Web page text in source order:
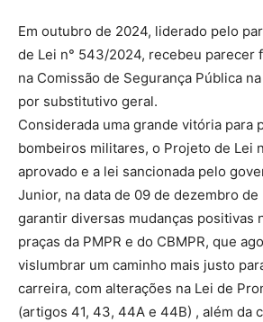
Em outubro de 2024, liderado pelo
de Lei n° 543/2024, recebeu parecer
na Comissão de Segurança Pública
por substitutivo geral.
Considerada uma grande vitória para
bombeiros militares, o Projeto de Lei
aprovado e a lei sancionada pelo
Junior, na data de 09 de dezembro de
garantir diversas mudanças positivas
praças da PMPR e do CBMPR, que
vislumbrar um caminho mais justo
carreira, com alterações na Lei de
(artigos 41, 43, 44A e 44B) , além da